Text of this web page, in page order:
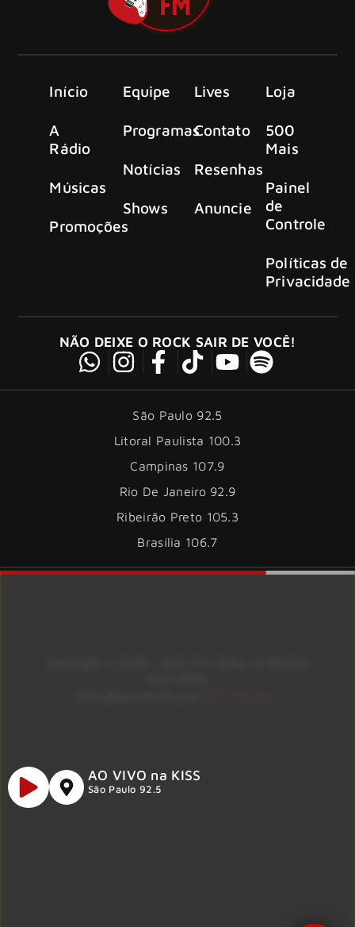
Início
A
Rádio
Músicas
Promoções
Equipe
Programas
Notícias
Shows
Lives
Contato
Resenhas
Anuncie
Loja
500
Mais
Painel
de
Controle
Políticas de
Privacidade
NÃO DEIXE O ROCK SAIR DE VOCÊ!
São Paulo 92.5
Litoral Paulista 100.3
Campinas 107.9
Rio De Janeiro 92.9
Ribeirão Preto 105.3
Brasília 106.7
AO VIVO na KISS
São Paulo 92.5